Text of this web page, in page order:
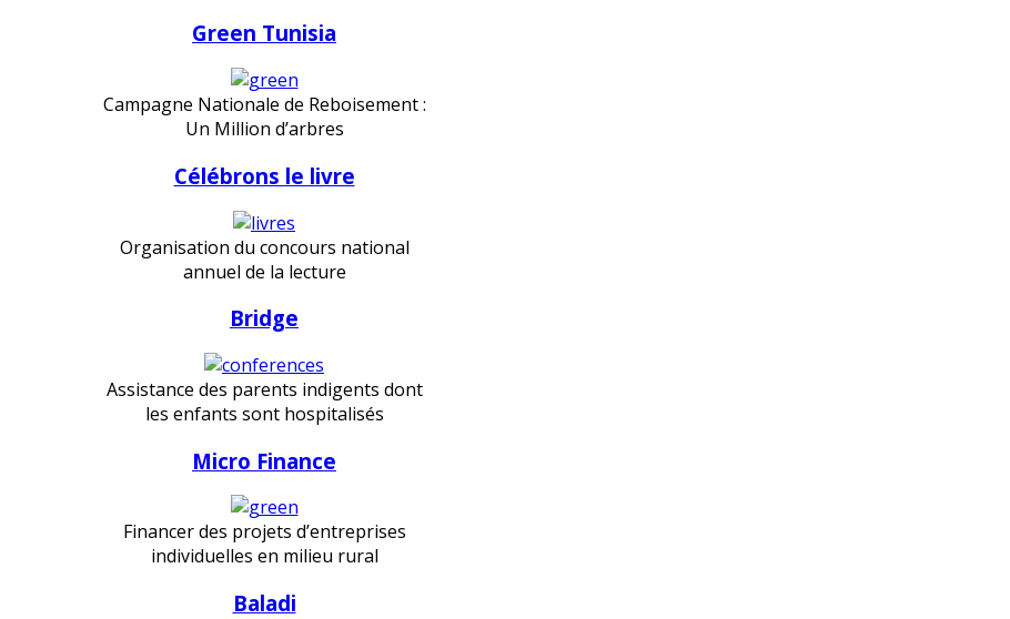
Green Tunisia
Campagne Nationale de Reboisement :
Un Million d’arbres
Célébrons le livre
Organisation du concours national
annuel de la lecture
Bridge
Assistance des parents indigents dont
les enfants sont hospitalisés
Micro Finance
Financer des projets d’entreprises
individuelles en milieu rural
Baladi